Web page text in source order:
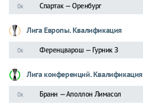
Ок Спартак — Оренбург
Лига Европы. Квалификация
Ок Ференцварош — Гурник З
Лига конференций. Квалификация
Ок Бранн — Аполлон Лимасол